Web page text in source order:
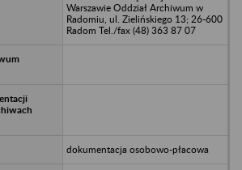
Warszawie Oddział Archiwum w
Radomiu, ul. Zielińskiego 13; 26-600
Radom Tel./fax (48) 363 87 07
dokumentacja osobowo-płacowa